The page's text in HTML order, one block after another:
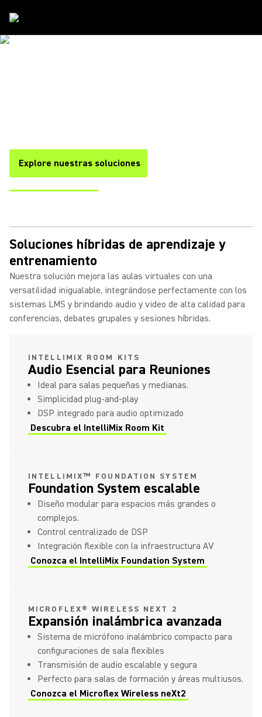
Explore nuestras soluciones
Soluciones híbridas de aprendizaje y
entrenamiento
Nuestra solución mejora las aulas virtuales con una
versatilidad inigualable, integrándose perfectamente con los
sistemas LMS y brindando audio y video de alta calidad para
conferencias, debates grupales y sesiones híbridas.
INTELLIMIX ROOM KITS
Audio Esencial para Reuniones
Ideal para salas pequeñas y medianas.
Simplicidad plug-and-play
DSP integrado para audio optimizado
Descubra el IntelliMix Room Kit
INTELLIMIX™ FOUNDATION SYSTEM
Foundation System escalable
Diseño modular para espacios más grandes o
complejos.
Control centralizado de DSP
Integración flexible con la infraestructura AV
Conozca el IntelliMix Foundation System
MICROFLEX® WIRELESS NEXT 2
Expansión inalámbrica avanzada
Sistema de micrófono inalámbrico compacto para
configuraciones de sala flexibles
Transmisión de audio escalable y segura
Perfecto para salas de formación y áreas multiusos.
Conozca el Microflex Wireless neXt2